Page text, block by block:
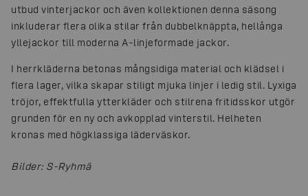
utbud vinterjackor och även kollektionen denna säsong
inkluderar flera olika stilar från dubbelknäppta, hellånga
yllejackor till moderna A-linjeformade jackor.
I herrkläderna betonas mångsidiga material och klädsel i
flera lager, vilka skapar stiligt mjuka linjer i ledig stil. Lyxiga
tröjor, effektfulla ytterkläder och stilrena fritidsskor utgör
grunden för en ny och avkopplad vinterstil. Helheten
kronas med högklassiga läderväskor.
Bilder: S-Ryhmä